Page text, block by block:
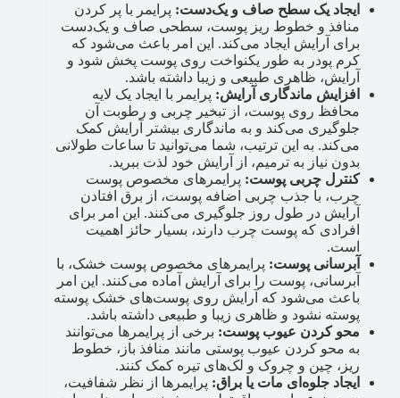
ایجاد یک سطح صاف و یک‌دست: پرایمر با پر کردن
منافذ و خطوط ریز پوست، سطحی صاف و یک‌دست
برای آرایش ایجاد می‌کند. این امر باعث می‌شود که
کرم پودر به طور یکنواخت روی پوست پخش شود و
آرایش، ظاهری طبیعی و زیبا داشته باشد.
افزایش ماندگاری آرایش: پرایمر با ایجاد یک لایه
محافظ روی پوست، از تبخیر چربی و رطوبت آن
جلوگیری می‌کند و به ماندگاری بیشتر آرایش کمک
می‌کند. به این ترتیب، شما می‌توانید تا ساعات طولانی
بدون نیاز به ترمیم، از آرایش خود لذت ببرید.
کنترل چربی پوست: پرایمرهای مخصوص پوست
چرب، با جذب چربی اضافه پوست، از برق افتادن
آرایش در طول روز جلوگیری می‌کنند. این امر برای
افرادی که پوست چرب دارند، بسیار حائز اهمیت
است.
آبرسانی پوست: پرایمرهای مخصوص پوست خشک، با
آبرسانی، پوست را برای آرایش آماده می‌کنند. این امر
باعث می‌شود که آرایش روی پوست‌های خشک پوسته
پوسته نشود و ظاهری زیبا و طبیعی داشته باشد.
محو کردن عیوب پوست: برخی از پرایمرها می‌توانند
به محو کردن عیوب پوستی مانند منافذ باز، خطوط
ریز، چین و چروک و لک‌های تیره کمک کنند.
ایجاد جلوه‌ای مات یا براق: پرایمرها از نظر شفافیت،